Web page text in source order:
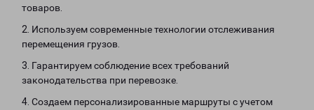
товаров.
2. Используем современные технологии отслеживания
перемещения грузов.
3. Гарантируем соблюдение всех требований
законодательства при перевозке.
4. Создаем персонализированные маршруты с учетом